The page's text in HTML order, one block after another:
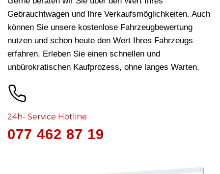
Gebrauchtwagen und Ihre Verkaufsmöglichkeiten. Auch
können Sie unsere kostenlose Fahrzeugbewertung
nutzen und schon heute den Wert Ihres Fahrzeugs
erfahren. Erleben Sie einen schnellen und
unbürokratischen Kaufprozess, ohne langes Warten.
24h- Service Hotline
077 462 87 19